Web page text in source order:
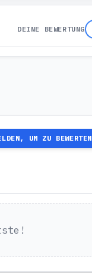
DEINE BEWERTUNG
UM ZU BEWERTEN